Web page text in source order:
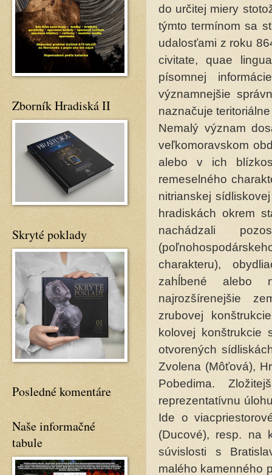
do určitej miery
týmto termínom sa
udalosťami z roku
civitate, quae
písomnej
významnejšie
naznačuje
Nemalý význam
veľkomoravskom
alebo v ich
remeselného
nitrianskej
hradiskách okrem
nachádzali
charakteru),
zahĺbené alebo
najrozšírenejšie
zrubovej
kolovej konštrukcie
otvorených
Zvolena (Môťová),
Pobedima.
reprezentatívnu
Ide o
(Ducové), resp. na
súvislosti s
malého kamenného
Zborník Hradiská II
Skryté poklady
Posledné komentáre
Naše informačné
tabule